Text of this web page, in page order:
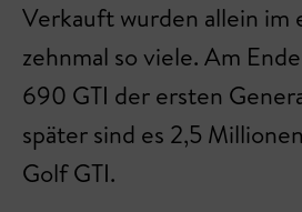
Verkauft wurden allein im
zehnmal so viele. Am
690 GTI der ersten
später sind es 2,5
Golf GTI.